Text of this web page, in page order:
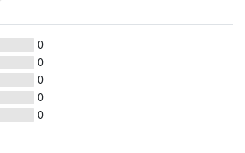
0
0
0
0
0